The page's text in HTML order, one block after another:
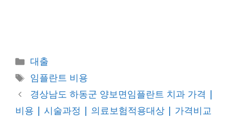
카
테
고
리
대출
태
그
임플란트 비용
경상남도 하동군 양보면임플란트 치과 가격 |
비용 | 시술과정 | 의료보험적용대상 | 가격비교